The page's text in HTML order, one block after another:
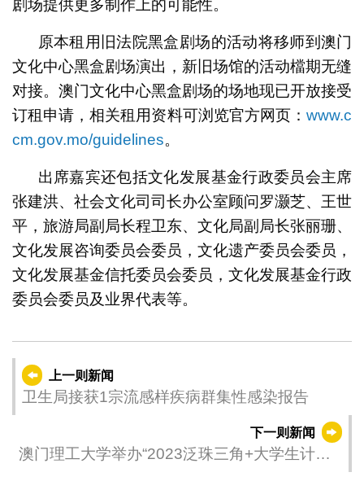
剧场提供更多制作上的可能性。
原本租用旧法院黑盒剧场的活动将移师到澳门
文化中心黑盒剧场演出，新旧场馆的活动檔期无缝
对接。澳门文化中心黑盒剧场的场地现已开放接受
订租申请，相关租用资料可浏览官方网页：www.c
cm.gov.mo/guidelines。
出席嘉宾还包括文化发展基金行政委员会主席
张建洪、社会文化司司长办公室顾问罗灏芝、王世
平，旅游局副局长程卫东、文化局副局长张丽珊、
文化发展咨询委员会委员，文化遗产委员会委员，
文化发展基金信托委员会委员，文化发展基金行政
委员会委员及业界代表等。
上一则新闻
卫生局接获1宗流感样疾病群集性感染报告
下一则新闻
澳门理工大学举办“2023泛珠三角+大学生计算